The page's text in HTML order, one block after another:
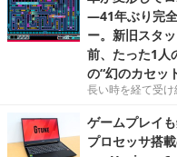
―41年ぶり完
ー。新旧スタ
前、たった1人
の“幻のカセッ
長い時を経て受け
ゲームプレイ
プロセッサ搭